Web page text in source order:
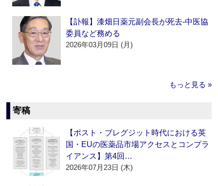
【訃報】漆畑日薬元副会長が死去‐中医協
委員など務める
2026年03月09日 (月)
もっと見る »
寄稿
【ポスト・ブレグジット時代における英
国・EUの医薬品市場アクセスとコンプラ
イアンス】第4回…
2026年07月23日 (木)